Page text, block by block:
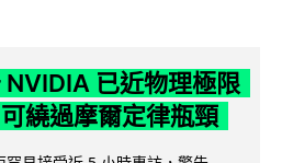
已近物理極限
繞過摩爾定律瓶頸